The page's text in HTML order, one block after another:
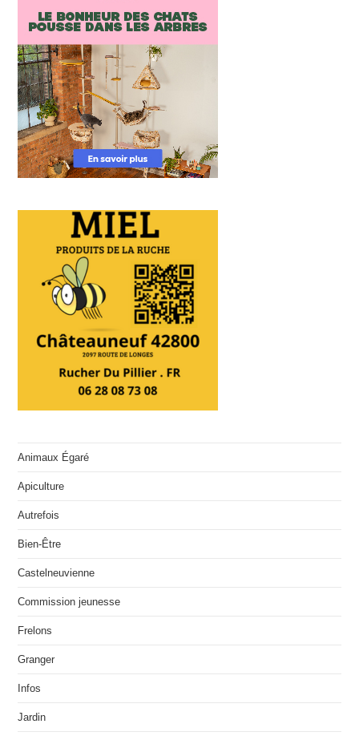
Animaux Égaré
Apiculture
Autrefois
Bien-Être
Castelneuvienne
Commission jeunesse
Frelons
Granger
Infos
Jardin